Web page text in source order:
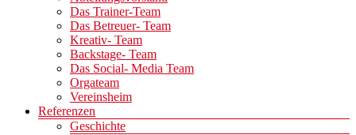
Das Trainer-Team
Das Betreuer- Team
Kreativ- Team
Backstage- Team
Das Social- Media Team
Orgateam
Vereinsheim
Referenzen
Geschichte